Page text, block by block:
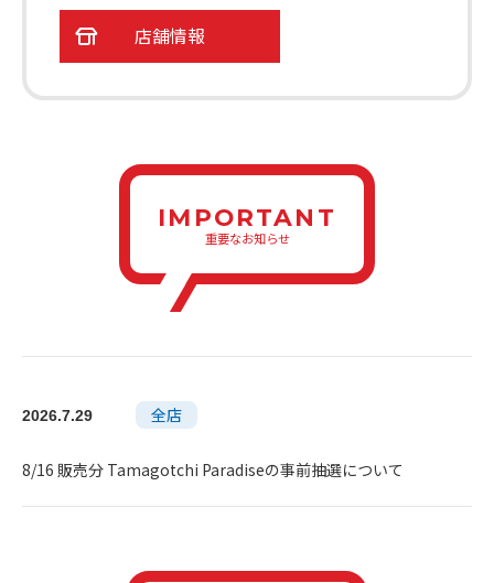
店舗情報
IMPORTANT
重要なお知らせ
2026.7.29 全店
8/16 販売分 Tamagotchi Paradiseの事前抽選について